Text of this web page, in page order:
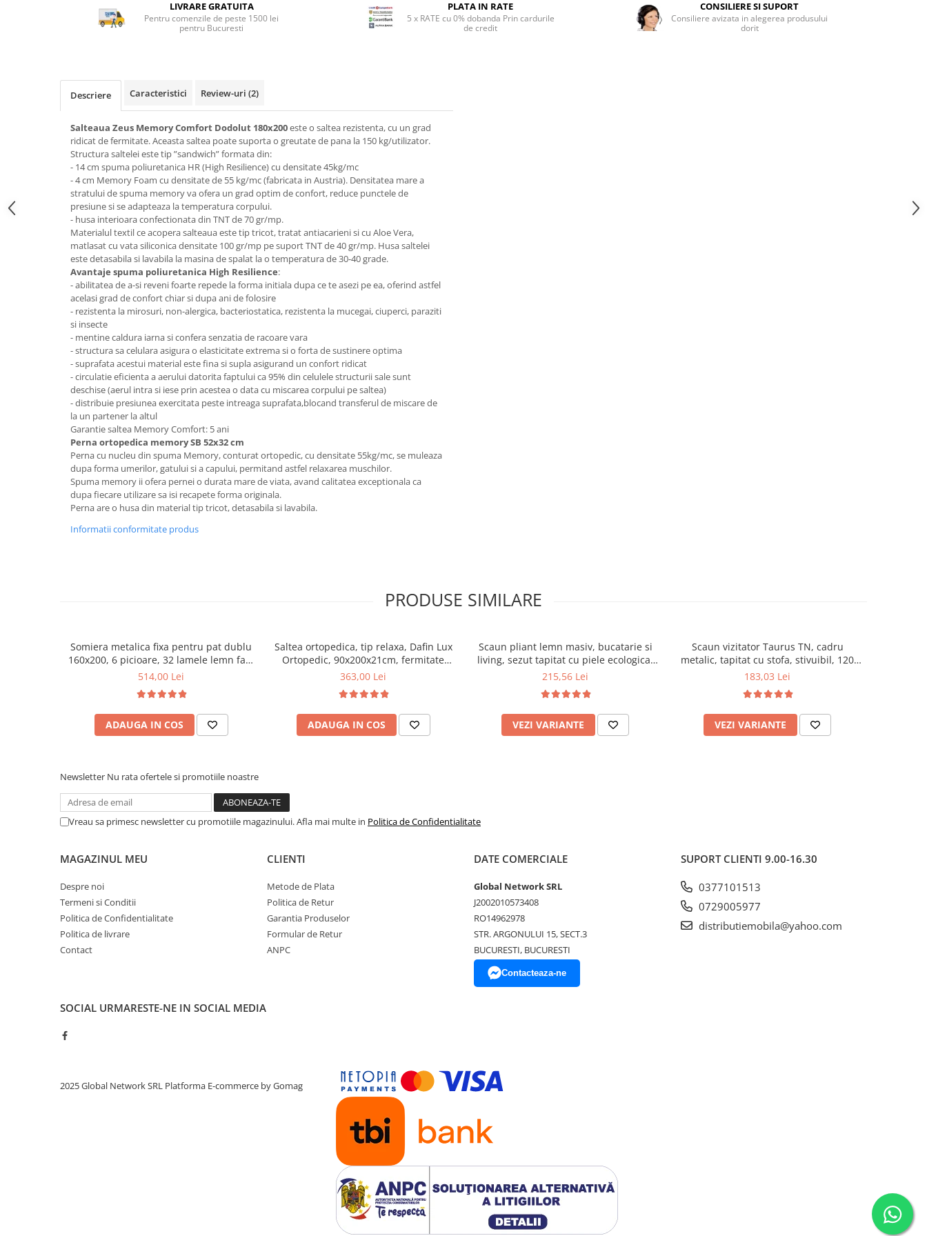
Saltele cu plasa de arcuri
Saltele cu spuma
Suporturi si rafturi pantofi
Portmantouri
Pantofare
Seturi mobilier hol
Stender haine
Suport pentru umerase
Mobilier gradinita
Mese gradinita
Scaune gradinita
Set mese si scaune gradinita
Mobilier copii
Mobila camera copii
Scaune birou pentru copii
Saltele patuturi copii
Masa si scaune gradinita
Seturi comode living si dormitor
LIVRARE GRATUITA
Pentru comenzile de peste 1500 lei
pentru Bucuresti
PLATA IN RATE
5 x RATE cu 0% dobanda Prin cardurile
de credit
CONSILIERE SI SUPORT
Consiliere avizata in alegerea produsului
dorit
Descriere Caracteristici Review-uri (2)
Salteaua Zeus Memory Comfort Dodolut 180x200este o saltea rezistenta, cu un grad
ridicat de fermitate. Aceasta saltea poate suporta o greutate de pana la 150 kg/utilizator.
Structura saltelei este tip ”sandwich” formata din:
- 14 cm spuma poliuretanica HR (High Resilience) cu densitate 45kg/mc
- 4 cm Memory Foam cu densitate de 55 kg/mc (fabricata in Austria). Densitatea mare a
stratului de spuma memory va ofera un grad optim de confort, reduce punctele de
presiune si se adapteaza la temperatura corpului.
- husa interioara confectionata din TNT de 70 gr/mp.
Materialul textil ce acopera salteaua este tip tricot, tratat antiacarieni si cu Aloe Vera,
matlasat cu vata siliconica densitate 100 gr/mp pe suport TNT de 40 gr/mp. Husa saltelei
este detasabila si lavabila la masina de spalat la o temperatura de 30-40 grade.
Avantaje spuma poliuretanica High Resilience:
- abilitatea de a-si reveni foarte repede la forma initiala dupa ce te asezi pe ea, oferind astfel
acelasi grad de confort chiar si dupa ani de folosire
- rezistenta la mirosuri, non-alergica, bacteriostatica, rezistenta la mucegai, ciuperci, paraziti
si insecte
- mentine caldura iarna si confera senzatia de racoare vara
- structura sa celulara asigura o elasticitate extrema si o forta de sustinere optima
- suprafata acestui material este fina si supla asigurand un confort ridicat
- circulatie eficienta a aerului datorita faptului ca 95% din celulele structurii sale sunt
deschise (aerul intra si iese prin acestea o data cu miscarea corpului pe saltea)
- distribuie presiunea exercitata peste intreaga suprafata,blocand transferul de miscare de
la un partener la altul
Garantie saltea Memory Comfort: 5 ani
Perna ortopedica memory SB 52x32 cm
Perna cu nucleu din spuma Memory, conturat ortopedic, cu densitate 55kg/mc, se muleaza
dupa forma umerilor, gatului si a capului, permitand astfel relaxarea muschilor.
Spuma memory ii ofera pernei o durata mare de viata, avand calitatea exceptionala ca
dupa fiecare utilizare sa isi recapete forma originala.
Perna are o husa din material tip tricot, detasabila si lavabila.
Informatii conformitate produs
PRODUSE SIMILARE
Somiera metalica fixa pentru pat dublu
160x200, 6 picioare, 32 lamele lemn fag,
benzi textile, suport saltea ferm, negru
514,00 Lei
ADAUGA IN COS
Saltea ortopedica, tip relaxa, Dafin Lux
Ortopedic, 90x200x21cm, fermitate
medie, cu plasa de arcuri tip Bonell, fata
Salt Confort
363,00 Lei
ADAUGA IN COS
Scaun pliant lemn masiv, bucatarie si
living, sezut tapitat cu piele ecologica,
100 kg, cires
215,56 Lei
VEZI VARIANTE
Scaun vizitator Taurus TN, cadru
metalic, tapitat cu stofa, stivuibil, 120
kg, negru
183,03 Lei
VEZI VARIANTE
Newsletter Nu rata ofertele si promotiile noastre
Vreau sa primesc newsletter cu promotiile magazinului. Afla mai multe in Politica de Confidentialitate
MAGAZINUL MEU
Despre noi
Termeni si Conditii
Politica de Confidentialitate
Politica de livrare
Contact
CLIENTI
Metode de Plata
Politica de Retur
Garantia Produselor
Formular de Retur
ANPC
DATE COMERCIALE
Global Network SRL
J2002010573408
RO14962978
STR. ARGONULUI 15, SECT.3
BUCURESTI, BUCURESTI
Contacteaza-ne
SUPORT CLIENTI 9.00-16.30
0377101513
0729005977
distributiemobila@yahoo.com
SOCIAL URMARESTE-NE IN SOCIAL MEDIA
2025 Global Network SRL Platforma E-commerce by Gomag